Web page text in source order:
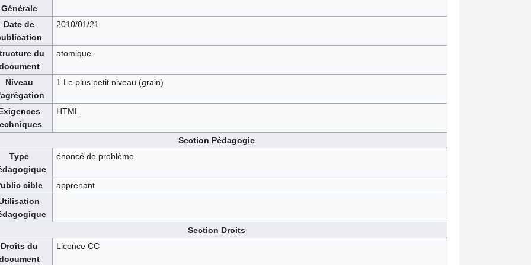
Générale
Date de
2010/01/21
du
atomique
Niveau
1.Le plus petit niveau (grain)
HTML
Section Pédagogie
Type
énoncé de problème
cible
apprenant
Section Droits
Droits du
Licence CC